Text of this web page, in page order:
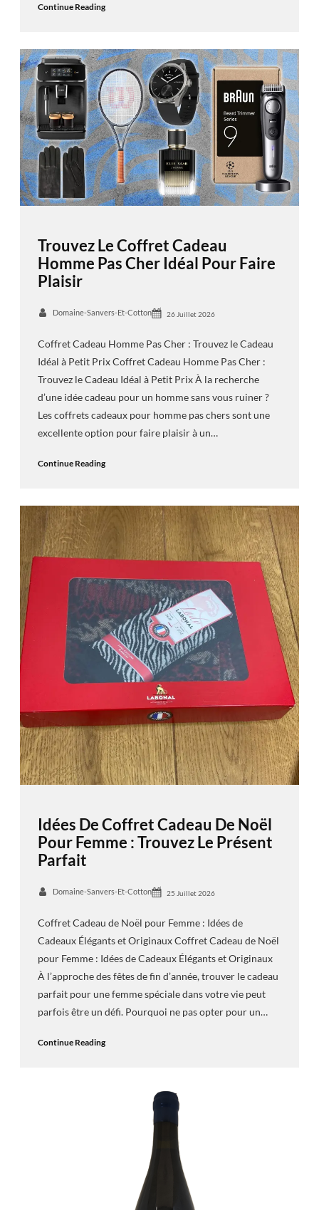
Continue Reading
Trouvez Le Coffret Cadeau
Homme Pas Cher Idéal Pour Faire
Plaisir
Domaine-Sanvers-Et-Cotton 26 Juillet 2026
Coffret Cadeau Homme Pas Cher : Trouvez le Cadeau
Idéal à Petit Prix Coffret Cadeau Homme Pas Cher :
Trouvez le Cadeau Idéal à Petit Prix À la recherche
d’une idée cadeau pour un homme sans vous ruiner ?
Les coffrets cadeaux pour homme pas chers sont une
excellente option pour faire plaisir à un…
Continue Reading
Idées De Coffret Cadeau De Noël
Pour Femme : Trouvez Le Présent
Parfait
Domaine-Sanvers-Et-Cotton 25 Juillet 2026
Coffret Cadeau de Noël pour Femme : Idées de
Cadeaux Élégants et Originaux Coffret Cadeau de Noël
pour Femme : Idées de Cadeaux Élégants et Originaux
À l’approche des fêtes de fin d’année, trouver le cadeau
parfait pour une femme spéciale dans votre vie peut
parfois être un défi. Pourquoi ne pas opter pour un…
Continue Reading